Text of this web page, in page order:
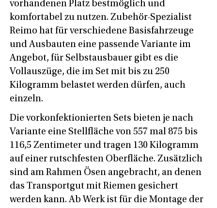
vorhandenen Platz bestmöglich und
komfortabel zu nutzen. Zubehör-Spezialist
Reimo hat für verschiedene Basisfahrzeuge
und Ausbauten eine passende Variante im
Angebot, für Selbstausbauer gibt es die
Vollauszüge, die im Set mit bis zu 250
Kilogramm belastet werden dürfen, auch
einzeln.
Die vorkonfektionierten Sets bieten je nach
Variante eine Stellfläche von 557 mal 875 bis
116,5 Zentimeter und tragen 130 Kilogramm
auf einer rutschfesten Oberfläche. Zusätzlich
sind am Rahmen Ösen angebracht, an denen
das Transportgut mit Riemen gesichert
werden kann. Ab Werk ist für die Montage der